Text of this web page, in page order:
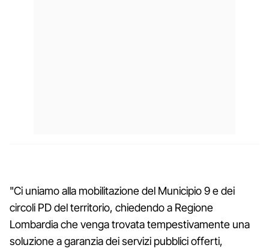
"Ci uniamo alla mobilitazione del Municipio 9 e dei
circoli PD del territorio, chiedendo a Regione
Lombardia che venga trovata tempestivamente una
soluzione a garanzia dei servizi pubblici offerti,